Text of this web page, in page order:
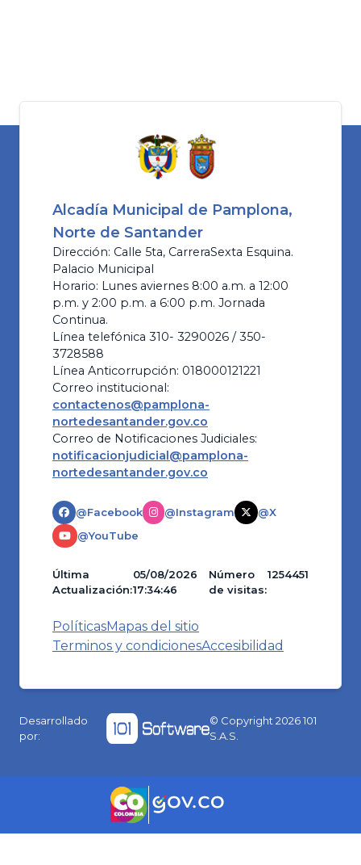
Alcadía Municipal de Pamplona,
Norte de Santander
Dirección: Calle 5ta, CarreraSexta Esquina.
Palacio Municipal
Horario: Lunes aviernes 8:00 a.m. a 12:00
p.m. y 2:00 p.m. a 6:00 p.m. Jornada
Continua.
Línea telefónica 310- 3290026 / 350-
3728588
Línea Anticorrupción: 018000121221
Correo institucional:
contactenos@pamplona-
nortedesantander.gov.co
Correo de Notificaciones Judiciales:
notificacionjudicial@pamplona-
nortedesantander.gov.co
@Facebook @Instagram
@X
@YouTube
Última
Actualización:
05/08/2026
17:34:46
Número
de visitas:
1254451
PolíticasMapas del sitio
Terminos y condicionesAccesibilidad
Desarrollado
por:
© Copyright2026101
S.A.S.